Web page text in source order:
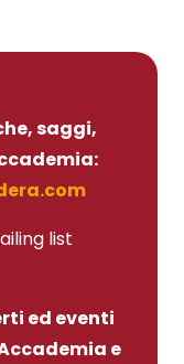
saggi,
list
ed eventi
e